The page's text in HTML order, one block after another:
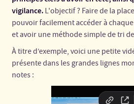
vigilance. L'objectif ? Faire de la
pouvoir facilement accéder à
et avoir une méthode simple de tri
À titre d’exemple, voici une petite
présente dans les grandes lignes
notes :